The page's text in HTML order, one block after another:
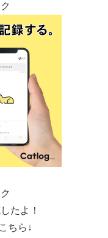
たよ！
ちら↓